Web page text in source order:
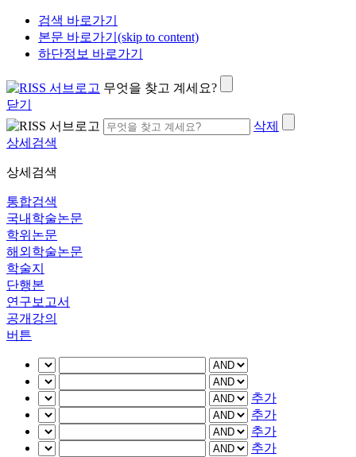
검색 바로가기
본문 바로가기(skip to content)
하단정보 바로가기
무엇을 찾고 계세요?
닫기
삭제
상세검색
상세검색
통합검색
국내학술논문
학위논문
해외학술논문
학술지
단행본
연구보고서
공개강의
버튼
추가
추가
추가
추가